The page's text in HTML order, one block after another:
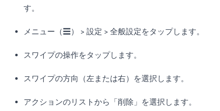
す。
メニュー（☰） > 設定 > 全般設定をタップします。
スワイプの操作をタップします。
スワイプの方向（左または右）を選択します。
アクションのリストから「削除」を選択します。